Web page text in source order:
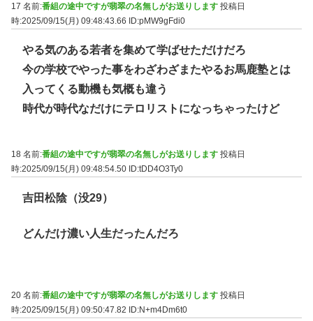
17 名前:番組の途中ですが翡翠の名無しがお送りします 投稿日
時:2025/09/15(月) 09:48:43.66 ID:pMW9gFdi0
やる気のある若者を集めて学ばせただけだろ
今の学校でやった事をわざわざまたやるお馬鹿塾とは
入ってくる動機も気概も違う
時代が時代なだけにテロリストになっちゃったけど
18 名前:番組の途中ですが翡翠の名無しがお送りします 投稿日
時:2025/09/15(月) 09:48:54.50 ID:tDD4O3Ty0
吉田松陰（没29）
どんだけ濃い人生だったんだろ
20 名前:番組の途中ですが翡翠の名無しがお送りします 投稿日
時:2025/09/15(月) 09:50:47.82 ID:N+m4Dm6t0